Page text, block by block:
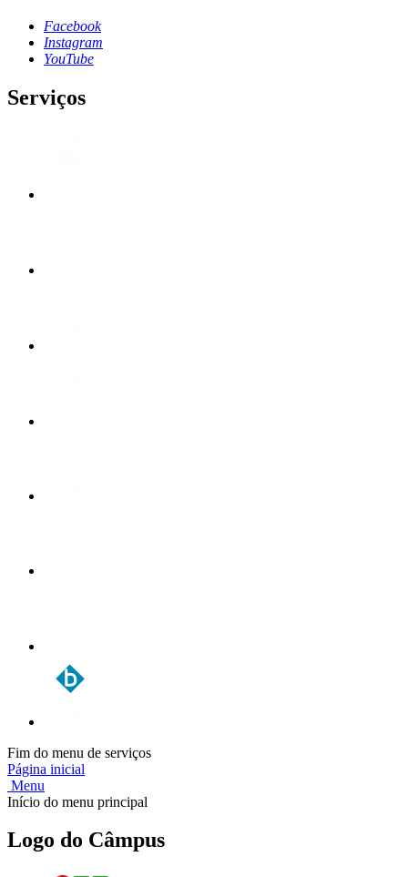
Facebook
Instagram
YouTube
Serviços
Fim do menu de serviços
Página inicial
Menu
Início do menu principal
Logo do Câmpus